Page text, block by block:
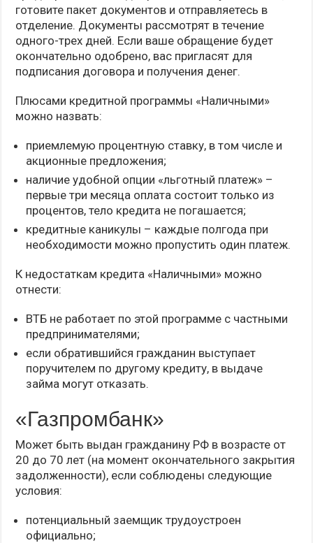
готовите пакет документов и отправляетесь в
отделение. Документы рассмотрят в течение
одного-трех дней. Если ваше обращение будет
окончательно одобрено, вас пригласят для
подписания договора и получения денег.
Плюсами кредитной программы «Наличными»
можно назвать:
приемлемую процентную ставку, в том числе и
акционные предложения;
наличие удобной опции «льготный платеж» –
первые три месяца оплата состоит только из
процентов, тело кредита не погашается;
кредитные каникулы – каждые полгода при
необходимости можно пропустить один платеж.
К недостаткам кредита «Наличными» можно
отнести:
ВТБ не работает по этой программе с частными
предпринимателями;
если обратившийся гражданин выступает
поручителем по другому кредиту, в выдаче
займа могут отказать.
«Газпромбанк»
Может быть выдан гражданину РФ в возрасте от
20 до 70 лет (на момент окончательного закрытия
задолженности), если соблюдены следующие
условия:
потенциальный заемщик трудоустроен
официально;